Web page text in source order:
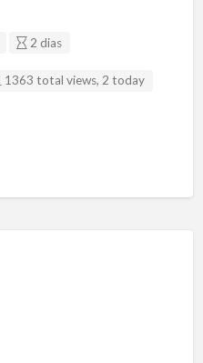
2 dias
1363 total views, 2 today